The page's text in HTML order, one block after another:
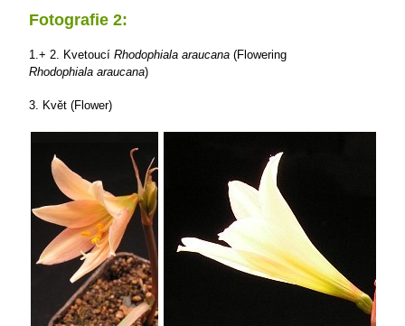
Fotografie 2:
1.+ 2. Kvetoucí Rhodophiala araucana (Flowering
Rhodophiala araucana)
3. Květ (Flower)